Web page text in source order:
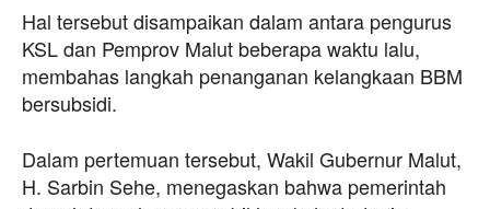
Hal tersebut disampaikan dalam antara pengurus
KSL dan Pemprov Malut beberapa waktu lalu,
membahas langkah penanganan kelangkaan BBM
bersubsidi.
Dalam pertemuan tersebut, Wakil Gubernur Malut,
H. Sarbin Sehe, menegaskan bahwa pemerintah